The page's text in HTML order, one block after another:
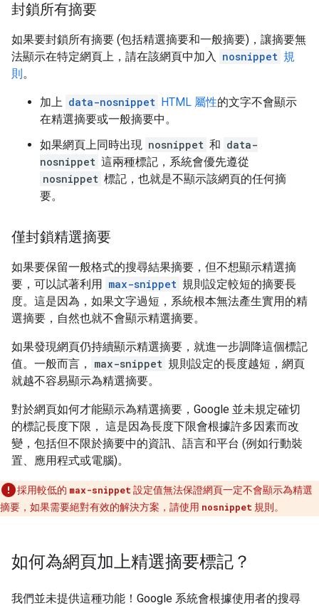
封鎖所有摘要
如果要封鎖所有摘要 (包括精選摘要和一般摘要)，讓摘要無
法顯示在特定網頁上，請在該網頁中加入 nosnippet 規
則。
加上 data-nosnippet HTML 屬性的文字不會顯示
在精選摘要或一般摘要中。
如果網頁上同時出現 nosnippet 和 data-
nosnippet 這兩種標記，系統會優先遵從
nosnippet 標記，也就是不顯示該網頁的任何摘
要。
僅封鎖精選摘要
如果要保留一般格式的搜尋結果摘要，但不想顯示精選摘
要，可以試著利用 max-snippet 規則設定較短的摘要長
度。這是因為，如果文字過短，系統根本無法產生實用的精
選摘要，自然也就不會顯示精選摘要。
如果發現網頁仍持續顯示精選摘要，就進一步調降這個標記
值。一般而言，
max-snippet 規則設定的長度越短，網頁
就越不容易顯示為精選摘要。
對於網頁如何才能顯示為精選摘要，Google 並未規定確切
的標記長度下限， 這是因為長度下限會根據許多因素而改
變，包括但不限於摘要中的資訊、語言和平台 (例如行動裝
置、應用程式或電腦)。
採用較低的 max-snippet 設定值無法保證網頁一定不會顯示為精選
摘要，如果需要絕對有效的解決方案，請使用 nosnippet 規則。
如何為網頁加上精選摘要標記？
我們並未提供這種功能！Google 系統會根據使用者的搜尋